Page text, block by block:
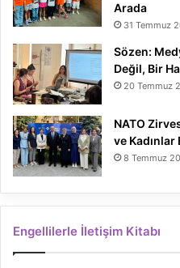
Arada
31 Temmuz
Sözen:
Değil, Bir
20 Temmuz
NATO
ve Kadınlar
8 Temmuz
Engellilerle İletişim Kitabı